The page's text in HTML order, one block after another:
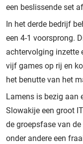
een beslissende set
In het derde bedrijf
een 4-1 voorsprong.
achtervolging inzette
vijf games op rij en
het benutte van het
Lamens is bezig aan
Slowakije een groot
de groepsfase van
onder andere een